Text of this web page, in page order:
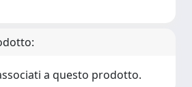
a questo prodotto.